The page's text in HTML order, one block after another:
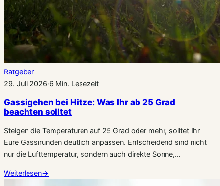
Ratgeber
29. Juli 2026·6 Min. Lesezeit
Gassigehen bei Hitze: Was Ihr ab 25 Grad
beachten solltet
Steigen die Temperaturen auf 25 Grad oder mehr, solltet Ihr
Eure Gassirunden deutlich anpassen. Entscheidend sind nicht
nur die Lufttemperatur, sondern auch direkte Sonne,…
Weiterlesen→